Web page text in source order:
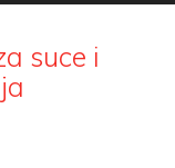
suce i